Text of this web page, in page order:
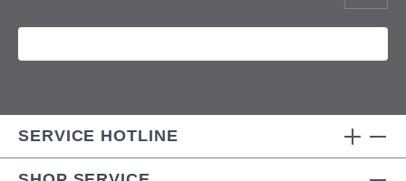
SERVICE HOTLINE